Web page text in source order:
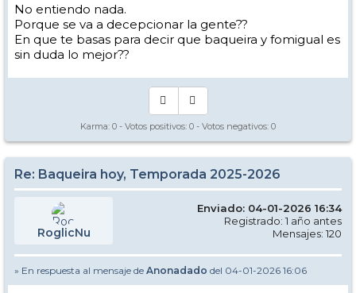
No entiendo nada.
Porque se va a decepcionar la gente??
En que te basas para decir que baqueira y fomigual es
sin duda lo mejor??
Karma: 0 - Votos positivos: 0 - Votos negativos: 0
Re: Baqueira hoy, Temporada 2025-2026
RoglicNu
Enviado: 04-01-2026 16:34
Registrado: 1 año antes
Mensajes: 120
» En respuesta al mensaje de Anonadado del 04-01-2026 16:06